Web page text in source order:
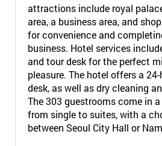
attractions include royal
area, a business area, and
for convenience and
business. Hotel services
and tour desk for the perfect
pleasure. The hotel offers a
desk, as well as dry cleaning
The 303 guestrooms come in
from single to suites, with a
between Seoul City Hall or